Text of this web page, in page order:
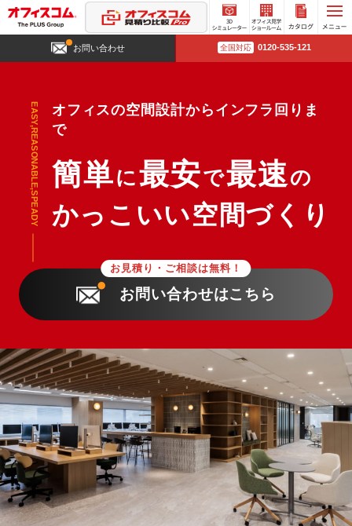
3D
シミュ
オフィ
ス見学
お問い合わせ 全国対応 0120-535-121
オフィスの空間設計からインフラ回りま
で
簡単に最安で最速 の
かっこいい空間づくり
EASY,REASONABLE,SPEADY
お見積り・ご相談は無料！
お問い合わせはこちら